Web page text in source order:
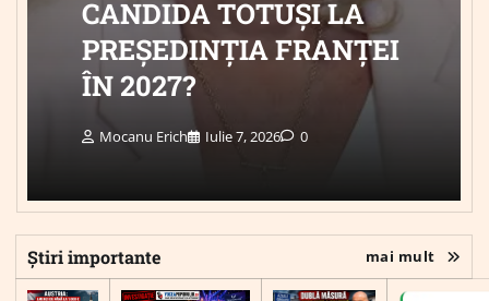
CANDIDA TOTUȘI LA
PREȘEDINȚIA FRANȚEI
ÎN 2027?
Mocanu Erich Iulie 7, 2026 0
Știri importante mai mult